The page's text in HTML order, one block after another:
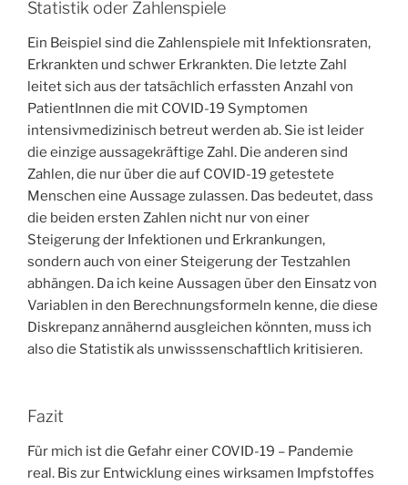
Statistik oder Zahlenspiele
Ein Beispiel sind die Zahlenspiele mit Infektionsraten,
Erkrankten und schwer Erkrankten. Die letzte Zahl
leitet sich aus der tatsächlich erfassten Anzahl von
PatientInnen die mit COVID-19 Symptomen
intensivmedizinisch betreut werden ab. Sie ist leider
die einzige aussagekräftige Zahl. Die anderen sind
Zahlen, die nur über die auf COVID-19 getestete
Menschen eine Aussage zulassen. Das bedeutet, dass
die beiden ersten Zahlen nicht nur von einer
Steigerung der Infektionen und Erkrankungen,
sondern auch von einer Steigerung der Testzahlen
abhängen. Da ich keine Aussagen über den Einsatz von
Variablen in den Berechnungsformeln kenne, die diese
Diskrepanz annähernd ausgleichen könnten, muss ich
also die Statistik als unwisssenschaftlich kritisieren.
Fazit
Für mich ist die Gefahr einer COVID-19 – Pandemie
real. Bis zur Entwicklung eines wirksamen Impfstoffes